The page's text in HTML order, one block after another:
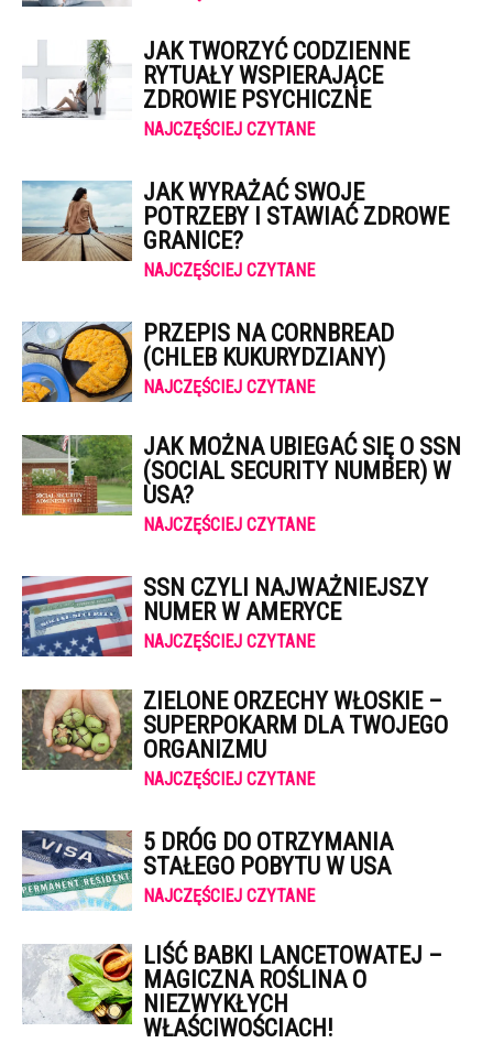
JAK TWORZYĆ CODZIENNE
RYTUAŁY WSPIERAJĄCE
ZDROWIE PSYCHICZNE
NAJCZĘŚCIEJ CZYTANE
JAK WYRAŻAĆ SWOJE
POTRZEBY I STAWIAĆ ZDROWE
GRANICE?
NAJCZĘŚCIEJ CZYTANE
PRZEPIS NA CORNBREAD
(CHLEB KUKURYDZIANY)
NAJCZĘŚCIEJ CZYTANE
JAK MOŻNA UBIEGAĆ SIĘ O SSN
(SOCIAL SECURITY NUMBER) W
USA?
NAJCZĘŚCIEJ CZYTANE
SSN CZYLI NAJWAŻNIEJSZY
NUMER W AMERYCE
NAJCZĘŚCIEJ CZYTANE
ZIELONE ORZECHY WŁOSKIE –
SUPERPOKARM DLA TWOJEGO
ORGANIZMU
NAJCZĘŚCIEJ CZYTANE
5 DRÓG DO OTRZYMANIA
STAŁEGO POBYTU W USA
NAJCZĘŚCIEJ CZYTANE
LIŚĆ BABKI LANCETOWATEJ –
MAGICZNA ROŚLINA O
NIEZWYKŁYCH
WŁAŚCIWOŚCIACH!